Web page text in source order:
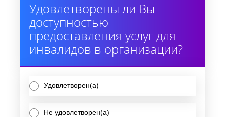
Удовлетворены ли Вы
доступностью
предоставления услуг для
инвалидов в организации?
Удовлетворен(а)
Не удовлетворен(а)